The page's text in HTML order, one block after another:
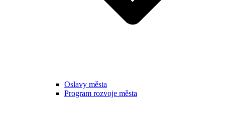
Oslavy města
Program rozvoje města